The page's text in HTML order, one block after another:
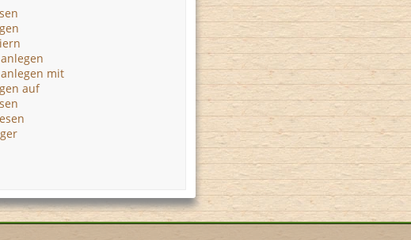
mit
auf